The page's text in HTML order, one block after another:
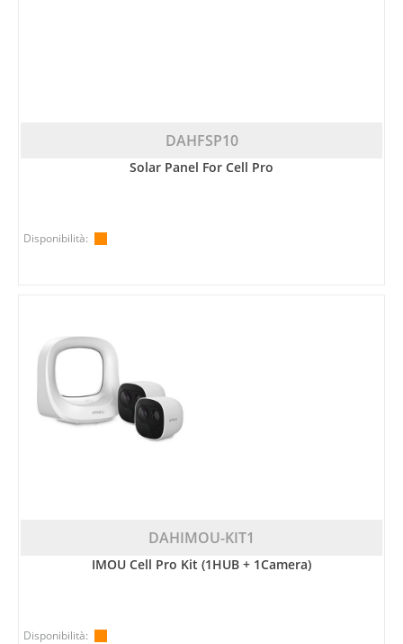
DAHFSP10
Solar Panel For Cell Pro
Disponibilità:
DAHIMOU-KIT1
IMOU Cell Pro Kit (1HUB + 1Camera)
Disponibilità: